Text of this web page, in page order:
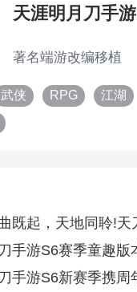
天涯明月刀手游
著名端游改编移植
武侠 RPG 江湖